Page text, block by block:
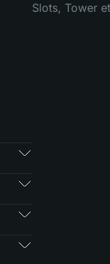
Slots, Tower